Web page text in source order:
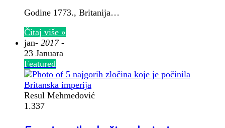
Godine 1773., Britanija…
Čitaj više »
jan- 2017 -
23 Januara
Featured
Resul Mehmedović
1.337